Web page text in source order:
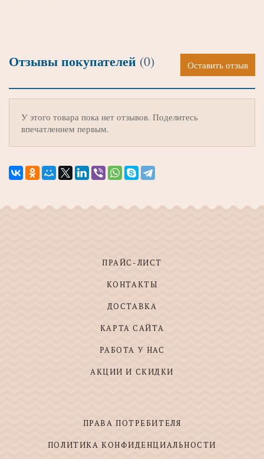
Отзывы покупателей (0) Оставить отзыв
У этого товара пока нет отзывов. Поделитесь
впечатлением первым.
ПРАЙС-ЛИСТ
КОНТАКТЫ
ДОСТАВКА
КАРТА САЙТА
РАБОТА У НАС
АКЦИИ И СКИДКИ
ПРАВА ПОТРЕБИТЕЛЯ
ПОЛИТИКА КОНФИДЕНЦИАЛЬНОСТИ